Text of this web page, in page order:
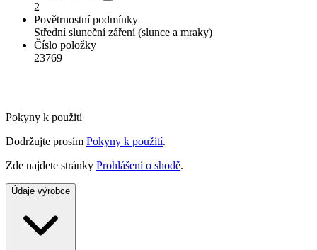
2
Povětrnostní podmínky
Střední sluneční záření (slunce a mraky)
Číslo položky
23769
Pokyny k použití
Dodržujte prosím Pokyny k použití.
Zde najdete stránky Prohlášení o shodě.
Údaje výrobce